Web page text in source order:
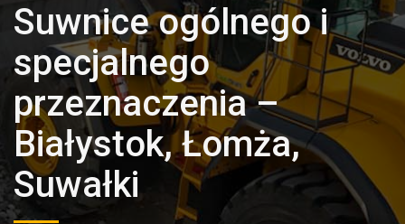
Suwnice ogólnego i
specjalnego
przeznaczenia –
Białystok, Łomża,
Suwałki